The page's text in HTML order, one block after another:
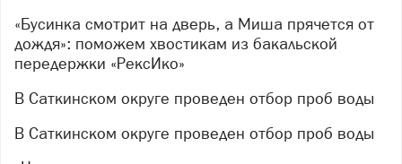
Что пригодится:
инструменты: бензопилы, гвоздодёры,
аккумуляторные болгарки, бокорезы для
проволоки, монтировки, ломы;
«Бусинка смотрит на дверь, а Миша прячется от
дождя»: поможем хвостикам из бакальской
передержки «РексИко»
В Саткинском округе проведен отбор проб воды
В Саткинском округе проведен отбор проб воды